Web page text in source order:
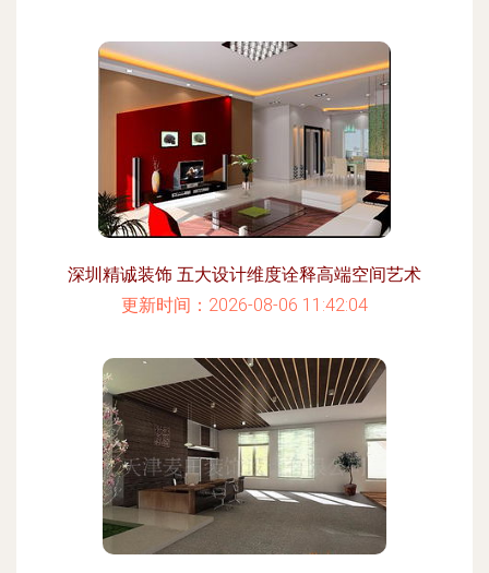
深圳精诚装饰 五大设计维度诠释高端空间艺术
更新时间：2026-08-06 11:42:04